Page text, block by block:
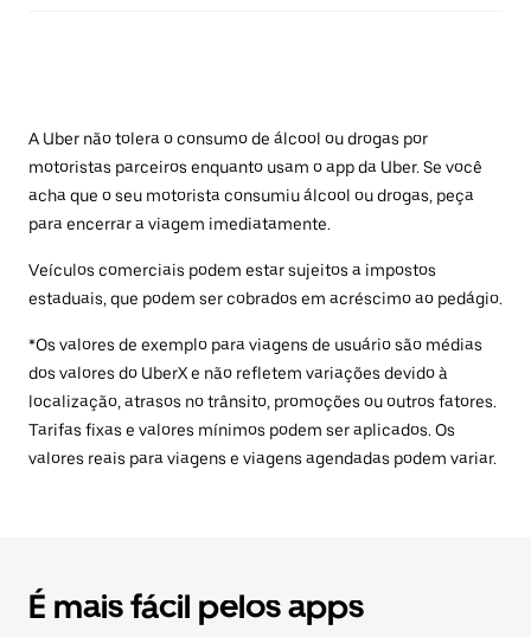
A Uber não tolera o consumo de álcool ou drogas por
motoristas parceiros enquanto usam o app da Uber. Se você
acha que o seu motorista consumiu álcool ou drogas, peça
para encerrar a viagem imediatamente.
Veículos comerciais podem estar sujeitos a impostos
estaduais, que podem ser cobrados em acréscimo ao pedágio.
*Os valores de exemplo para viagens de usuário são médias
dos valores do UberX e não refletem variações devido à
localização, atrasos no trânsito, promoções ou outros fatores.
Tarifas fixas e valores mínimos podem ser aplicados. Os
valores reais para viagens e viagens agendadas podem variar.
É mais fácil pelos apps